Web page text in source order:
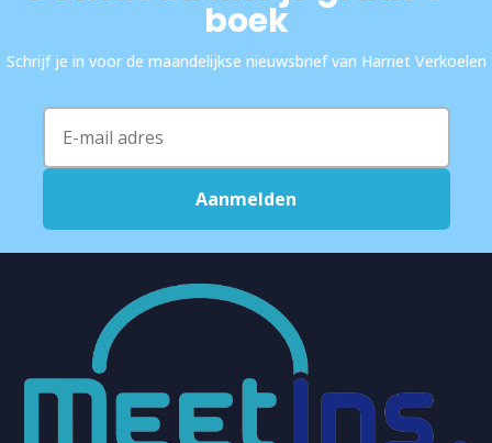
boek
Schrijf je in voor de maandelijkse nieuwsbrief van Harriet Verkoelen